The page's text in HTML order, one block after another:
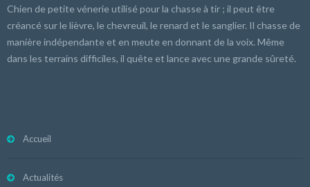
Chien de petite vénerie utilisé pour la chasse à tir ; il peut être
créancé sur le lièvre, le chevreuil, le renard et le sanglier. Il chasse de
manière indépendante et en meute en donnant de la voix. Même
dans les terrains difficiles, il quête et lance avec une grande sûreté.
Accueil
Actualités